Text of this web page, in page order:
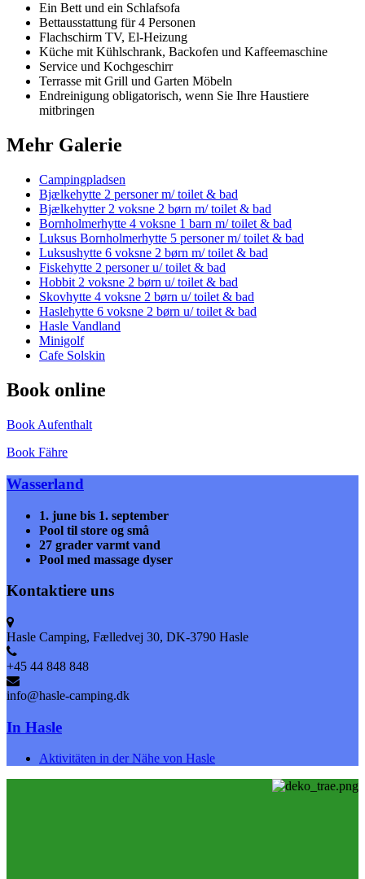
​​​​​​​Ein Bett und ein Schlafsofa
Bettausstattung für 4 Personen
Flachschirm TV, El-Heizung
Küche mit Kühlschrank, Backofen und Kaffeemaschine
Service und Kochgeschirr
Terrasse mit Grill und Garten Möbeln
Endreinigung obligatorisch, wenn Sie Ihre Haustiere
mitbringen
Mehr Galerie
Campingpladsen
Bjælkehytte 2 personer m/ toilet & bad
Bjælkehytter 2 voksne 2 børn m/ toilet & bad
Bornholmerhytte 4 voksne 1 barn m/ toilet & bad
Luksus Bornholmerhytte 5 personer m/ toilet & bad
Luksushytte 6 voksne 2 børn m/ toilet & bad
Fiskehytte 2 personer u/ toilet & bad
Hobbit 2 voksne 2 børn u/ toilet & bad
Skovhytte 4 voksne 2 børn u/ toilet & bad
Haslehytte 6 voksne 2 børn u/ toilet & bad
Hasle Vandland
Minigolf
Cafe Solskin
Book online
Book Aufenthalt
Book Fähre
Wasserland
1. june bis 1. september
Pool til store og små
27 grader varmt vand
Pool med massage dyser
Kontaktiere uns
Hasle Camping, Fælledvej 30, DK-3790 Hasle
+45 44 848 848
info@hasle-camping.dk
In Hasle
Aktivitäten in der Nähe von Hasle